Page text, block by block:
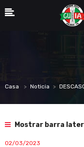
Casa Noticia
Mostrar barra
02/03/2023